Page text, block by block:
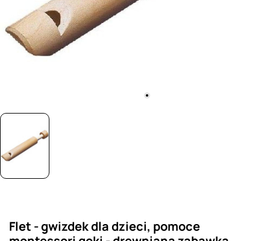
Flet - gwizdek dla dzieci, pomoce